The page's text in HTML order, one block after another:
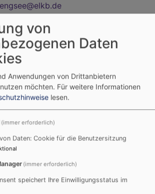
von
Daten
Anwendungen von Drittanbietern
möchten. Für weitere Informationen
lesen.
(immer erforderlich)
Daten: Cookie für die Benutzersitzung
(immer erforderlich)
speichert Ihre Einwilligungsstatus im